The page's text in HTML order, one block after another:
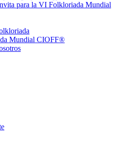
para la VI Folkloriada Mundial
Mundial CIOFF®